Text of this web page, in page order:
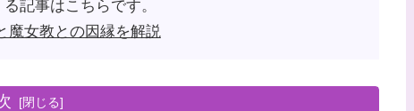
記事はこちらです。
魔女教との因縁を解説